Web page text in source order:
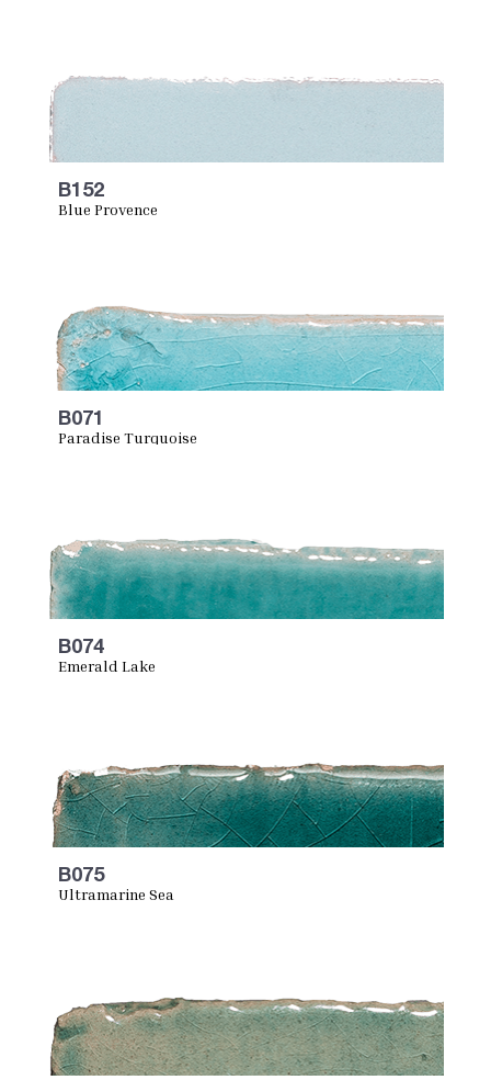
B152
Blue Provence
B071
Paradise Turquoise
B074
Emerald Lake
B075
Ultramarine Sea